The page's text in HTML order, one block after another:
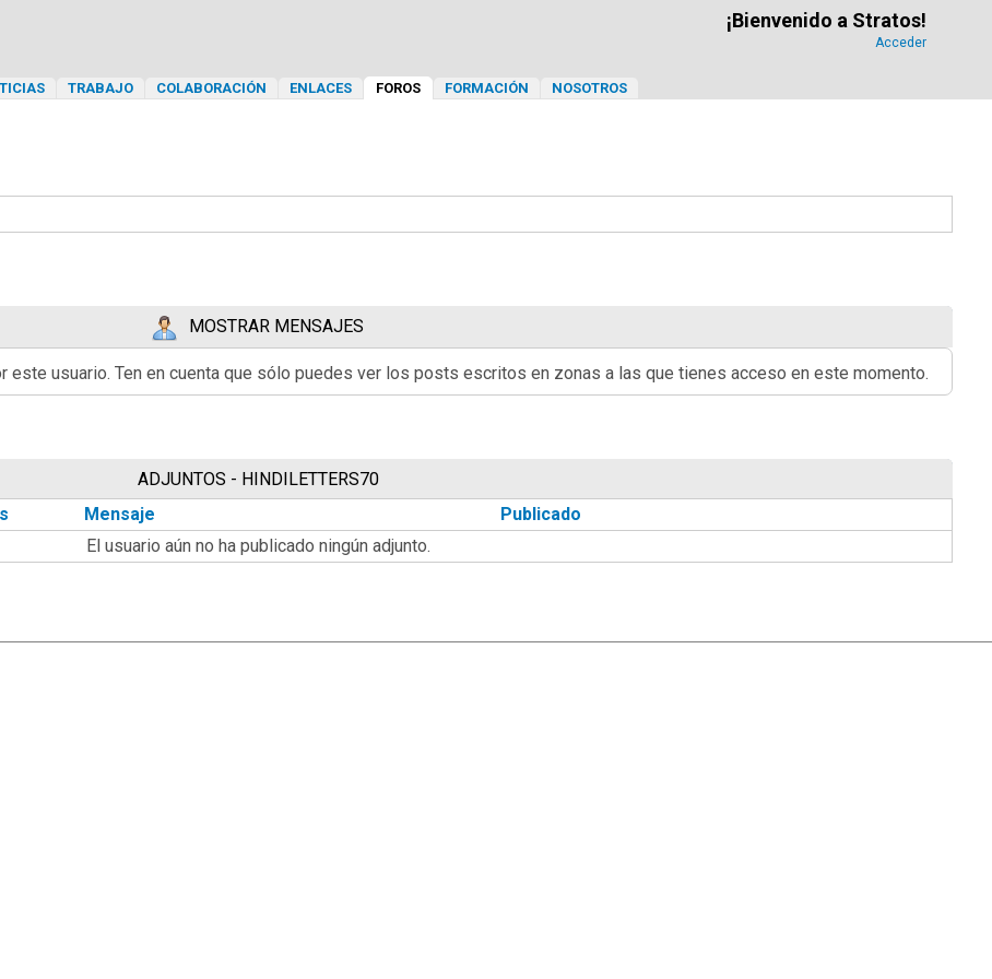
¡Bienvenido a Stratos!
Acceder
TRABAJO COLABORACIÓN ENLACES FOROS FORMACIÓN NOSOTROS
MOSTRAR MENSAJES
usuario. Ten en cuenta que sólo puedes ver los posts escritos en zonas a las que tienes acceso en este momento.
ADJUNTOS - HINDILETTERS70
Mensaje
Publicado
El usuario aún no ha publicado ningún adjunto.